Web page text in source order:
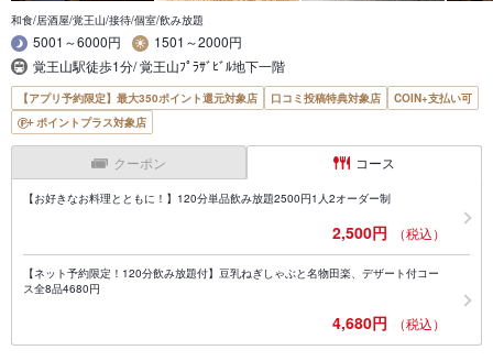
和食/居酒屋/覚王山/接待/個室/飲み放題
5001～6000円
1501～2000円
覚王山駅徒歩1分/ 覚王山ﾌﾟﾗｻﾞﾋﾞﾙ地下一階
【アプリ予約限定】最大350ポイント還元対象店 口コミ投稿特典対象店
COIN+支払い可
ポイントプラス対象店
クーポン コース
【お好きなお料理とともに！】120分単品飲み放題2500円1人2オーダー制
2,500円 （税込）
【ネット予約限定！120分飲み放題付】豆乳ねぎしゃぶと名物田楽、デザート付コー
ス全8品4680円
4,680円 （税込）